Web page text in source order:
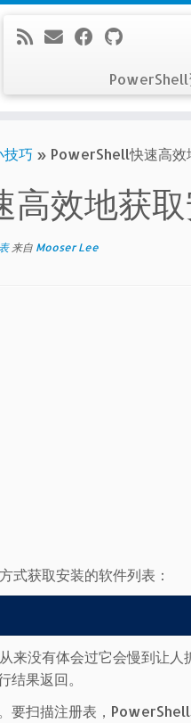
PowerShell
巧 » PowerShell快速高效
高效地获
来自 Mooser Lee
式获取安装的软件列表：
来没有体会过它会慢到让
果返回。
要扫描注册表，